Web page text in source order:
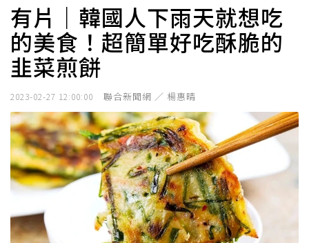
有片｜韓國人下雨天就想吃
的美食！超簡單好吃酥脆的
韭菜煎餅
2023-02-27 12:00:00 聯合新聞網 ／ 楊惠晴